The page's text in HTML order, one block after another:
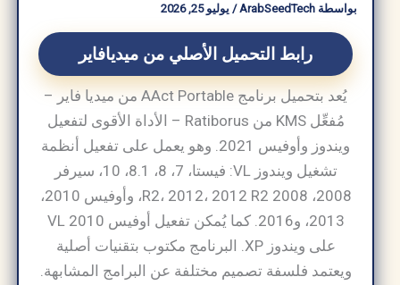
بواسطة ArabSeedTech
/يوليو 25, 2026
رابط التحميل الأصلي من ميديافاير
يُعد بتحميل برنامج AAct Portable من ميديا فاير –
مُفعِّل KMS من Ratiborus – الأداة الأقوى لتفعيل
ويندوز وأوفيس 2021. وهو يعمل على تفعيل أنظمة
تشغيل ويندوز VL: فيستا، 7، 8، 8.1، 10، سيرفر
2008، 2008 R2، 2012، 2012 R2، وأوفيس 2010،
2013، و2016. كما يُمكن تفعيل أوفيس 2010 VL
على ويندوز XP. البرنامج مكتوب بتقنيات أصلية
ويعتمد فلسفة تصميم مختلفة عن البرامج المشابهة.